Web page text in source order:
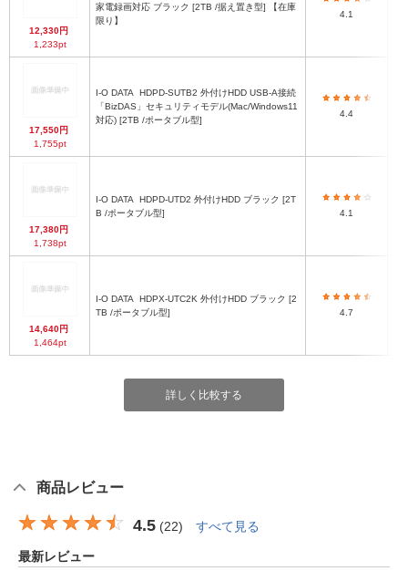
12,330円
1,233pt
家電録画対応 ブラック [2TB /据え置き型] 【在庫
限り】
4.1
17,550円
1,755pt
I-O DATA
「BizDAS」セキュリティモデル(Mac/Windows11
対応) [2TB /ポータブル型]
4.4
17,380円
1,738pt
I-O DATA
B /ポータブル型]
4.1
14,640円
1,464pt
I-O DATA
TB /ポータブル型]
4.7
詳しく比較する
商品レビュー
4.5 (22) すべて見る
最新レビュー